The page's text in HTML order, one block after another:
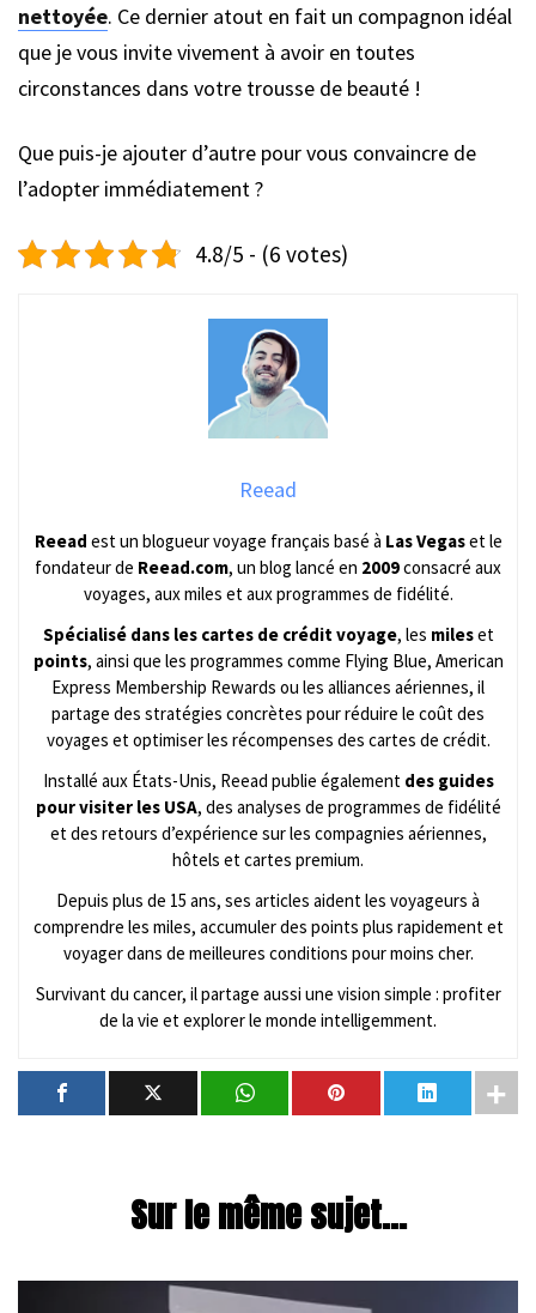
nettoyée. Ce dernier atout en fait un compagnon idéal
que je vous invite vivement à avoir en toutes
circonstances dans votre trousse de beauté !
Que puis-je ajouter d’autre pour vous convaincre de
l’adopter immédiatement ?
4.8/5 - (6 votes)
Reead
Reead est un blogueur voyage français basé à Las Vegaset le
fondateur de Reead.com, un blog lancé en 2009consacré aux
voyages, aux miles et aux programmes de fidélité.
Spécialisé dans les cartes de crédit voyage, les mileset
points, ainsi que les programmes comme Flying Blue, American
Express Membership Rewards ou les alliances aériennes, il
partage des stratégies concrètes pour réduire le coût des
voyages et optimiser les récompenses des cartes de crédit.
Installé aux États-Unis, Reead publie également des guides
pour visiter les USA, des analyses de programmes de fidélité
et des retours d’expérience sur les compagnies aériennes,
hôtels et cartes premium.
Depuis plus de 15 ans, ses articles aident les voyageurs à
comprendre les miles, accumuler des points plus rapidement et
voyager dans de meilleures conditions pour moins cher.
Survivant du cancer, il partage aussi une vision simple : profiter
de la vie et explorer le monde intelligemment.
Sur le même sujet...